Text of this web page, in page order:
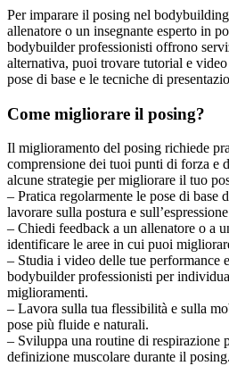
Per imparare il posing nel
allenatore o un insegnante esperto in
bodybuilder professionisti offrono
alternativa, puoi trovare tutorial e
pose di base e le tecniche di
Come migliorare il posing?
Il miglioramento del posing richiede
comprensione dei tuoi punti di forza e
alcune strategie per migliorare il tuo
– Pratica regolarmente le pose di base
lavorare sulla postura e
– Chiedi feedback a un allenatore o a
identificare le aree in cui puoi
– Studia i video delle tue performance
bodybuilder professionisti per
miglioramenti.
– Lavora sulla tua flessibilità e sulla
pose più fluide e naturali.
– Sviluppa una routine di respirazione
definizione muscolare durante il posing.